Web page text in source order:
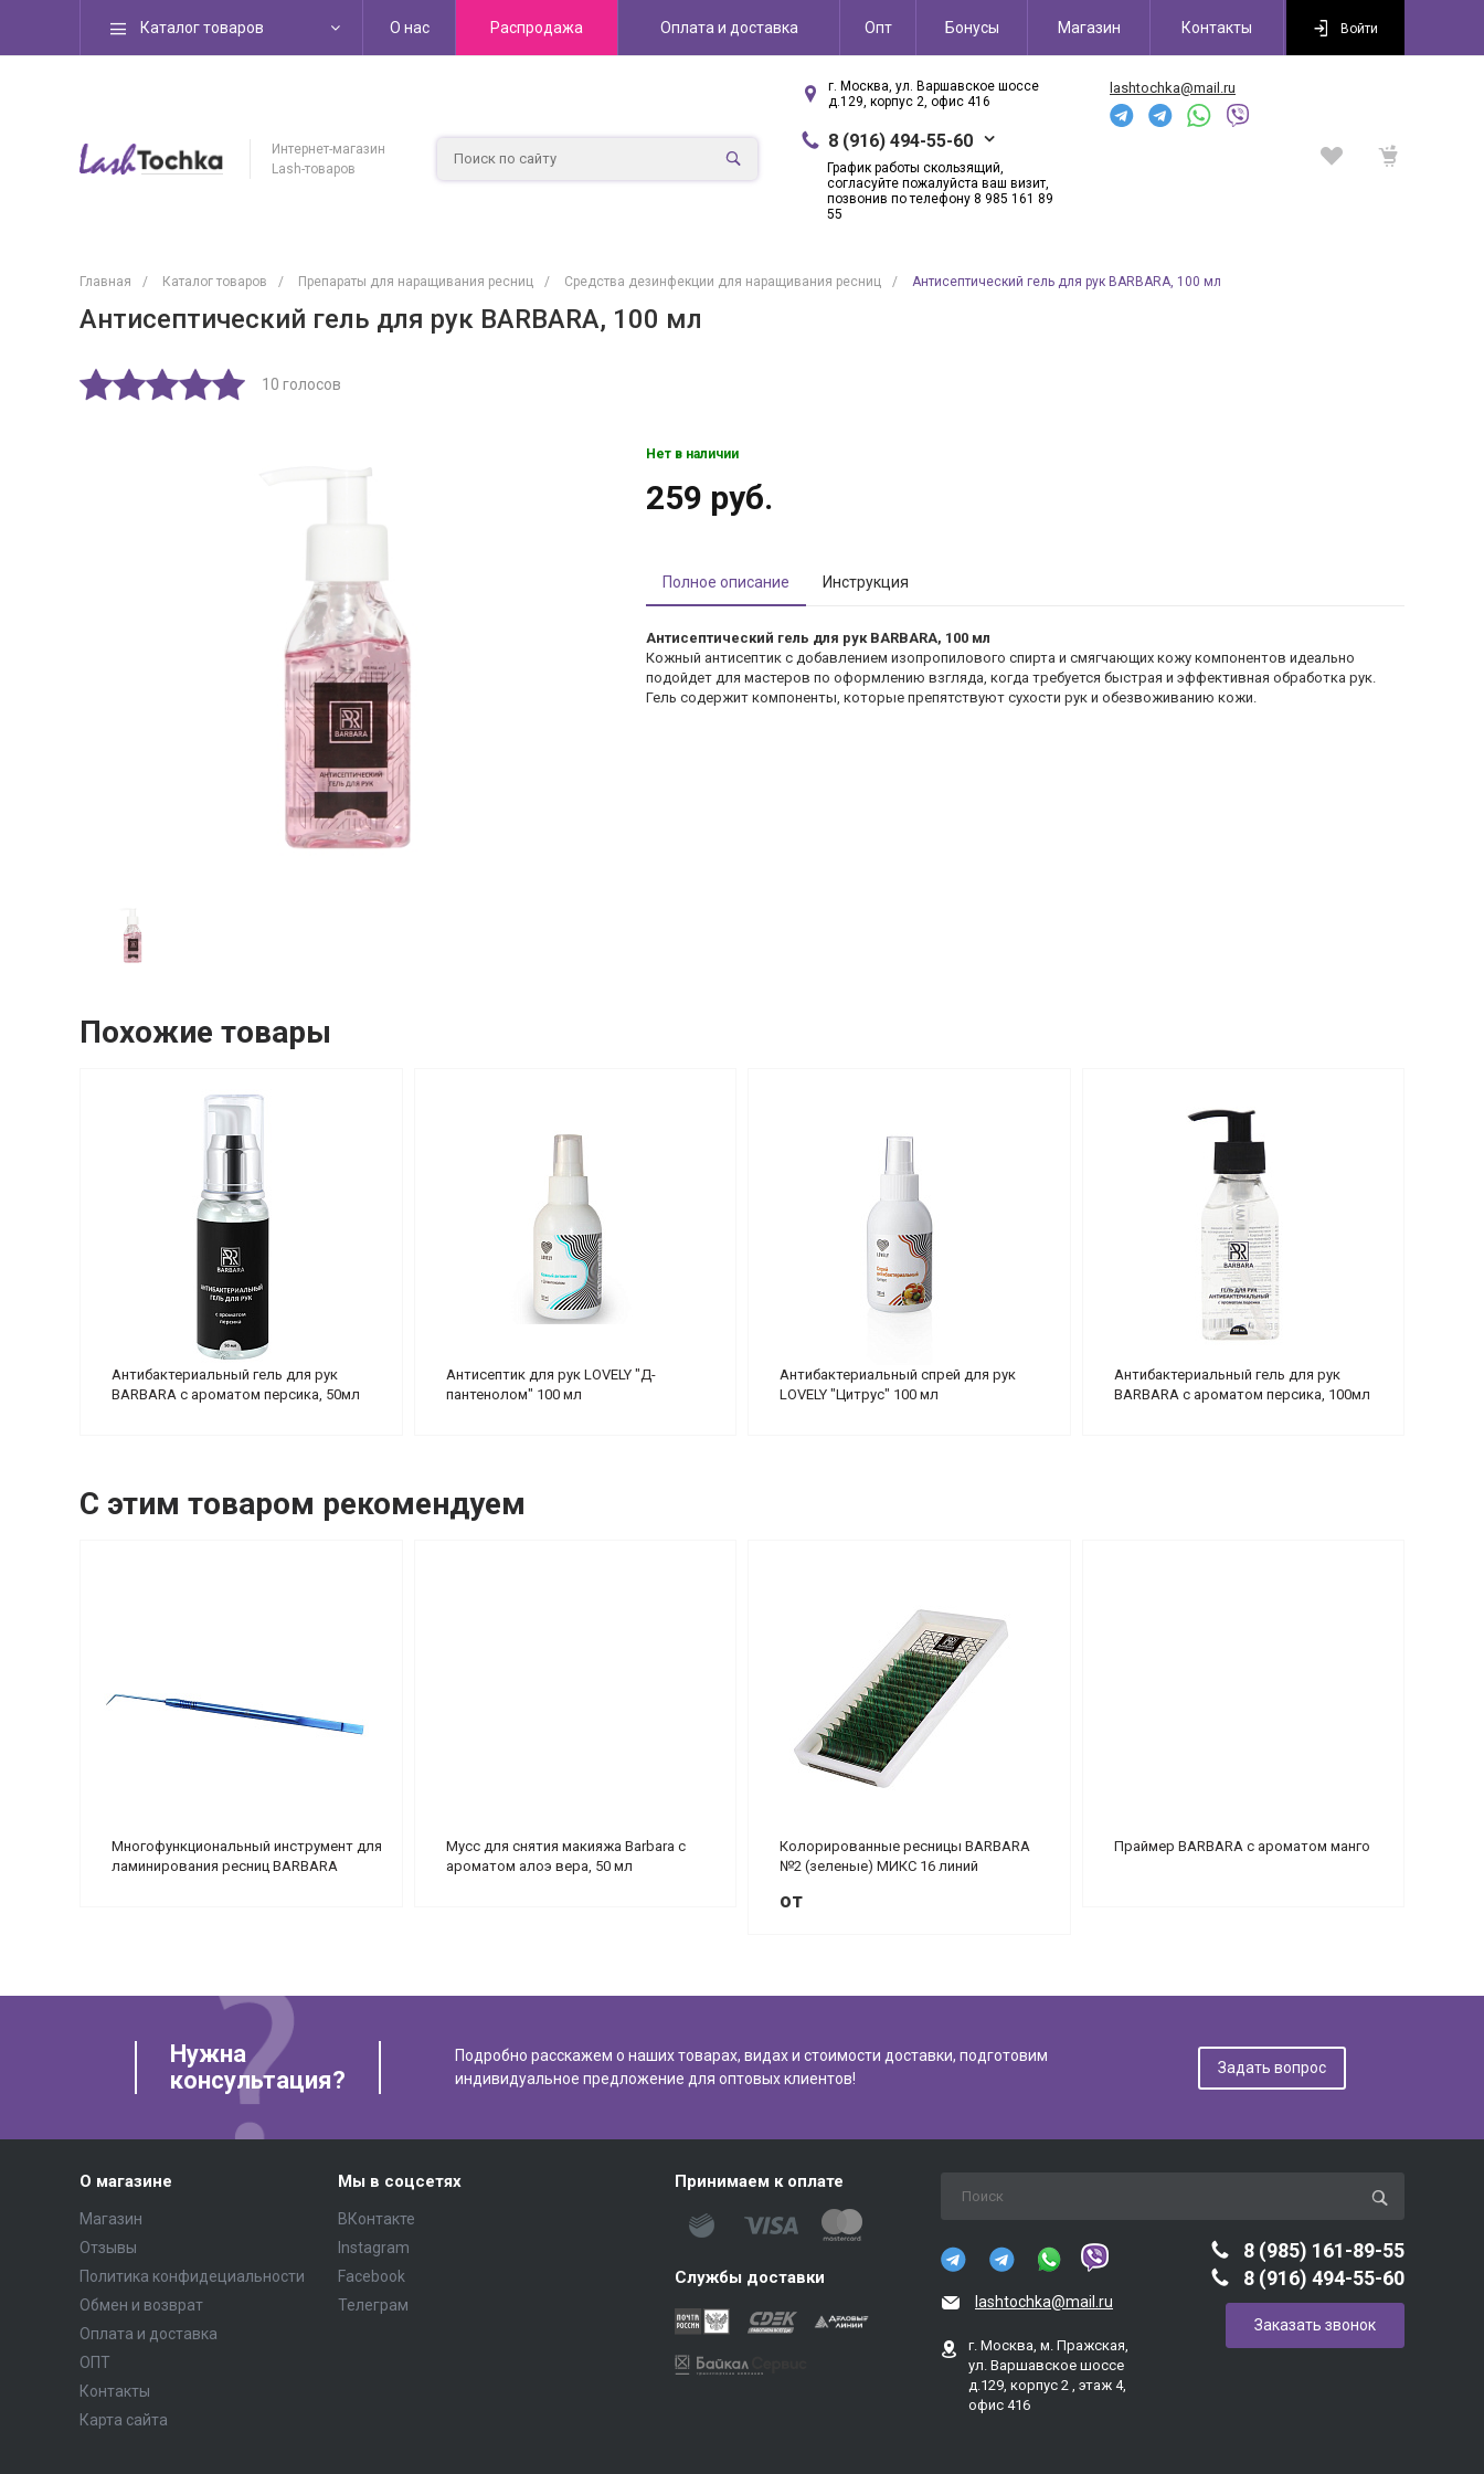
Каталог товаров О нас Распродажа Оплата и доставка Опт Бонусы Магазин Контакты Войти
Интернет-магазин
Lash-товаров
г. Москва, ул. Варшавское шоссе
д.129, корпус 2, офис 416
8 (916) 494-55-60
График работы скользящий,
согласуйте пожалуйста ваш визит,
позвонив по телефону 8 985 161 89
55
lashtochka@mail.ru
Главная / Каталог товаров / Препараты для наращивания ресниц / Средства дезинфекции для наращивания ресниц / Антисептический гель для рук BARBARA, 100 мл
Антисептический гель для рук BARBARA, 100 мл
10 голосов
Нет в наличии
259 руб.
Полное описание Инструкция
Антисептический гель для рук BARBARA, 100 мл
Кожный антисептик с добавлением изопропилового спирта и смягчающих кожу компонентов идеально
подойдет для мастеров по оформлению взгляда, когда требуется быстрая и эффективная обработка рук.
Гель содержит компоненты, которые препятствуют сухости рук и обезвоживанию кожи.
Похожие товары
Антибактериальный гель для рук
BARBARA с ароматом персика, 50мл
Антисептик для рук LOVELY "Д-
пантенолом" 100 мл
Антибактериальный спрей для рук
LOVELY "Цитрус" 100 мл
Антибактериальный гель для рук
BARBARA с ароматом персика, 100мл
С этим товаром рекомендуем
Многофункциональный инструмент для
ламинирования ресниц BARBARA
Мусс для снятия макияжа Barbara с
ароматом алоэ вера, 50 мл
Колорированные ресницы BARBARA
№2 (зеленые) МИКС 16 линий
от
Праймер BARBARA с ароматом манго
Нужна
консультация?
Подробно расскажем о наших товарах, видах и стоимости доставки, подготовим
индивидуальное предложение для оптовых клиентов!
Задать вопрос
О магазине
Магазин
Отзывы
Политика конфидециальности
Обмен и возврат
Оплата и доставка
ОПТ
Контакты
Карта сайта
Мы в соцсетях
ВКонтакте
Instagram
Facebook
Телеграм
Принимаем к оплате
Службы доставки
lashtochka@mail.ru
г. Москва, м. Пражская,
ул. Варшавское шоссе
д.129, корпус 2 , этаж 4,
офис 416
8 (985) 161-89-55
8 (916) 494-55-60
Заказать звонок